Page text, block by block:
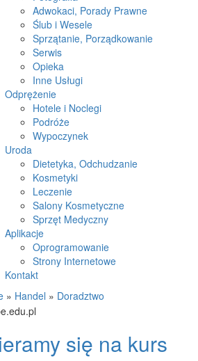
Adwokaci, Porady Prawne
Ślub i Wesele
Sprzątanie, Porządkowanie
Serwis
Opieka
Inne Usługi
Odprężenie
Hotele i Noclegi
Podróże
Wypoczynek
Uroda
Dietetyka, Odchudzanie
Kosmetyki
Leczenie
Salony Kosmetyczne
Sprzęt Medyczny
Aplikacje
Oprogramowanie
Strony Internetowe
Kontakt
» Handel » Doradztwo
się na kurs